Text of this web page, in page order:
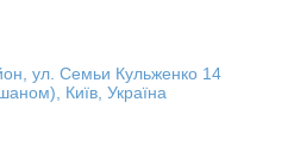
ул. Семьи Кульженко 14
Київ, Україна